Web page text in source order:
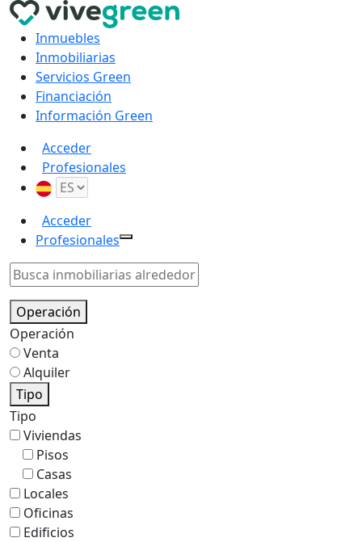
Inmuebles
Inmobiliarias
Servicios Green
Financiación
Información Green
Acceder
Profesionales
Acceder
Profesionales
Operación
Operación
Venta
Alquiler
Tipo
Tipo
Viviendas
Pisos
Casas
Locales
Oficinas
Edificios